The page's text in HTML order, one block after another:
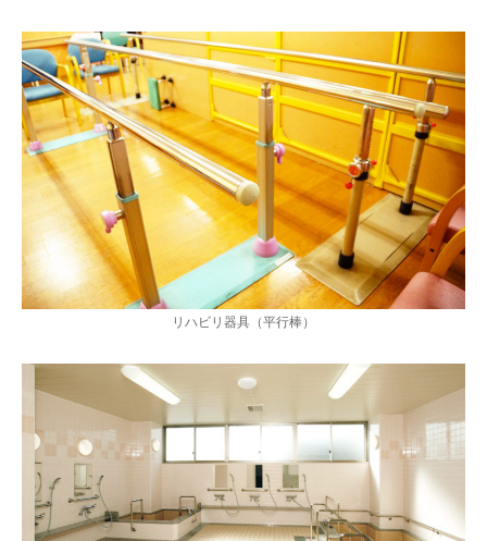
リハビリ器具（平行棒）